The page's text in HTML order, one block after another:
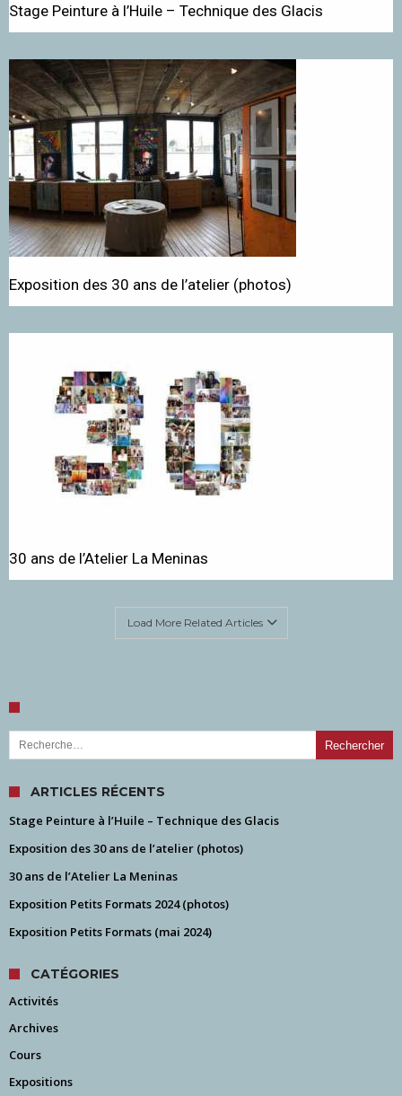
Stage Peinture à l’Huile – Technique des Glacis
Exposition des 30 ans de l’atelier (photos)
30 ans de l’Atelier La Meninas
Load More Related Articles
Rechercher :
ARTICLES RÉCENTS
Stage Peinture à l’Huile – Technique des Glacis
Exposition des 30 ans de l’atelier (photos)
30 ans de l’Atelier La Meninas
Exposition Petits Formats 2024 (photos)
Exposition Petits Formats (mai 2024)
CATÉGORIES
Activités
Archives
Cours
Expositions